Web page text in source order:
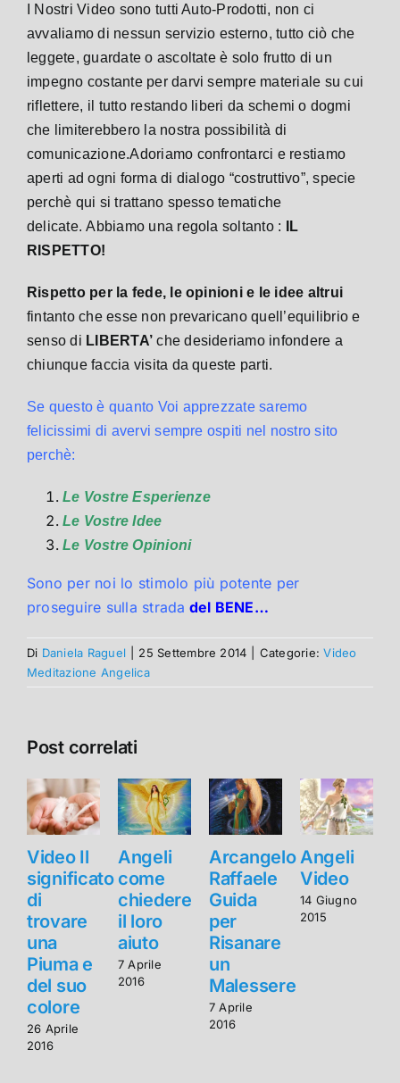
I Nostri Video sono tutti Auto-Prodotti, non ci
avvaliamo di nessun servizio esterno, tutto ciò che
leggete, guardate o ascoltate è solo frutto di un
impegno costante per darvi sempre materiale su cui
riflettere, il tutto restando liberi da schemi o dogmi
che limiterebbero la nostra possibilità di
comunicazione.Adoriamo confrontarci e restiamo
aperti ad ogni forma di dialogo “costruttivo”, specie
perchè qui si trattano spesso tematiche
delicate.Abbiamo una regola soltanto :
IL
RISPETTO!
Rispetto per la fede, le opinioni e le idee altrui
fintanto che esse non prevaricano quell’equilibrio e
senso di LIBERTA’ che desideriamo infondere a
chiunque faccia visita da queste parti.
Se questo è quanto Voi apprezzate saremo
felicissimi di avervi sempre ospiti nel nostro sito
perchè:
Le Vostre Esperienze
Le Vostre Idee
Le Vostre Opinioni
Sono per noi lo stimolo più potente per
proseguire sulla strada del BENE…
Di Daniela Raguel 25 Settembre 2014 Categorie:Video
Meditazione Angelica
Post correlati
Video Il
significato
di
trovare
una
Piuma e
del suo
colore
26 Aprile
2016
Angeli
come
chiedere
il loro
aiuto
7 Aprile
2016
Arcangelo
Raffaele
Guida
per
Risanare
un
Malessere
7 Aprile
2016
Angeli
Video
14 Giugno
2015